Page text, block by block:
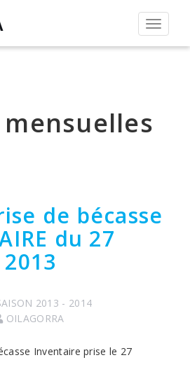
de bécasse
du 27
2013 - 2014
OILAGORRA
Inventaire prise le 27